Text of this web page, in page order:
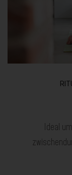
Ideal